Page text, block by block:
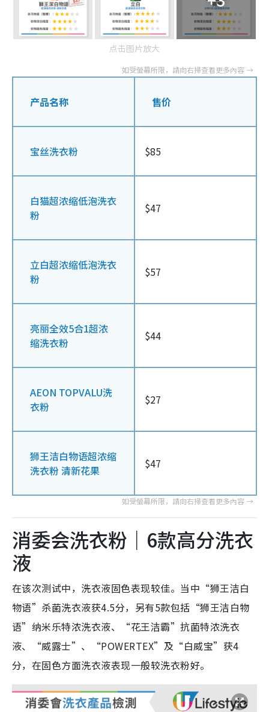
点击图片放大
产品名称 售价
宝丝洗衣粉 $85
白猫超浓缩低泡洗衣
粉
$47
立白超浓缩低泡洗衣
粉
$57
亮丽全效5合1超浓
缩洗衣粉
$44
AEON TOPVALU洗
衣粉
$27
狮王洁白物语超浓缩
洗衣粉 清新花果
$47
消委会洗衣粉｜6款高分洗衣
液
在该次测试中，洗衣液固色表现较佳。 当中“狮王洁白
物语”杀菌洗衣液获4.5分，另有5款包括“狮王洁白物
语”纳米乐特浓洗衣液、“花王洁霸”抗菌特浓洗衣
液、“威露士”、“POWERTEX”及“白威宝”获4
分，在固色方面洗衣液表现一般较洗衣粉好。